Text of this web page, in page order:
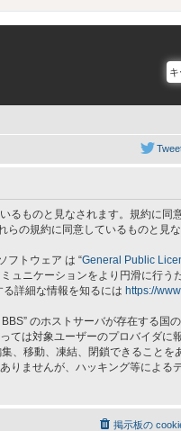
るものと見なされます。規約に同
の規約に同意しているものと見な
フトウェア は “General Public
ュニケーションをより円滑に行う
詳細な情報を知るには https://
のホストサーバが存在する国
ては対象ユーザーのプロバイダに
、移動、凍結、閉鎖できること
ませんが、ハッキング等による
掲示板の